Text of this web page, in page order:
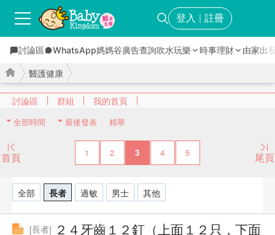
登入 ｜ 註冊
討論區 WhatsApp媽媽谷廣告查詢吹水玩樂 時事理財 由家出
討論區 群組 我的首頁
醫護健康
全部時間 最後發表 精華
首頁 1 2 3 4 5 尾頁
全部 長者 過敏 男士 其他
[長者] ２４牙齒１２釘（上面１２只，下面